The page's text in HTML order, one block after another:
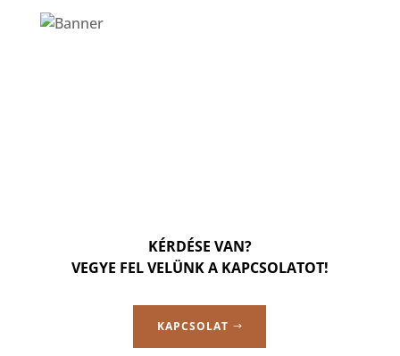
KÉRDÉSE VAN?
VEGYE FEL VELÜNK A KAPCSOLATOT!
KAPCSOLAT